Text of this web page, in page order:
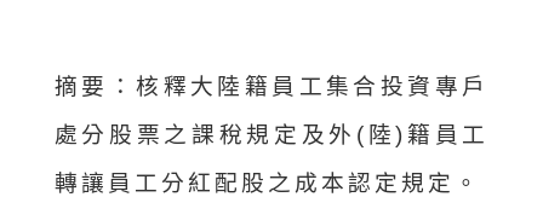
摘要：核釋大陸籍員工集合投資專戶
處分股票之課稅規定及外(陸)籍員工
轉讓員工分紅配股之成本認定規定。